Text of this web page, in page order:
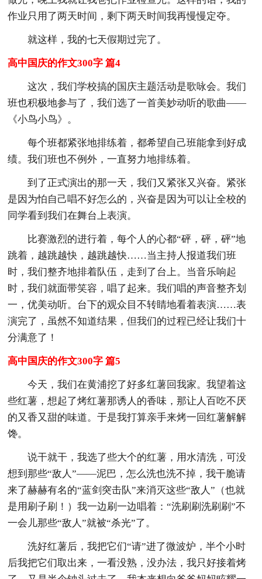
作业只用了两天时间，剩下两天时间我再慢慢定夺。
就这样，我的七天假期过完了。
高中国庆的作文300字 篇4
这次，我们学校搞的国庆主题活动是歌咏会。我们
班也积极地参与了，我们选了一首美妙动听的歌曲——
《小鸟小鸟》。
每个班都紧张地排练着，都希望自己班能拿到好成
绩。我们班也不例外，一直努力地排练着。
到了正式演出的那一天，我们又紧张又兴奋。紧张
是因为怕自己唱不好怎么的，兴奋是因为可以让全校的
同学看到我们在舞台上表演。
比赛激烈的进行着，每个人的心都“砰，砰，砰”地
跳着，越跳越快，越跳越快……当主持人报道我们班
时，我们整齐地排着队伍，走到了台上。当音乐响起
时，我们就面带笑容，唱了起来。我们唱的声音整齐划
一，优美动听。台下的观众目不转睛地看着表演……表
演完了，虽然不知道结果，但我们的过程已经让我们十
分满意了！
高中国庆的作文300字 篇5
今天，我们在黄浦挖了好多红薯回我家。我望着这
些红薯，想起了烤红薯那诱人的香味，那让人百吃不厌
的又香又甜的味道。于是我打算亲手来烤一回红薯解解
馋。
说干就干，我选了些大个的红薯，用水清洗，可没
想到那些“敌人”——泥巴，怎么洗也洗不掉，我干脆请
来了赫赫有名的“蓝剑突击队”来消灭这些“敌人”（也就
是用刷子刷！）我一边刷一边唱着：“洗刷刷洗刷刷”不
一会儿那些“敌人”就被“杀光”了。
洗好红薯后，我把它们“请”进了微波炉，半个小时
后我把它们取出来，一看没熟，没办法，我只好接着烤